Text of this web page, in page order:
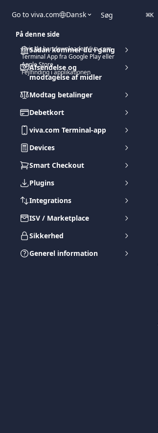
Go to viva.com Dansk Søg ⌘K
Sådan kommer du i gang
Afsendelse og
modtagelse af midler
Modtag betalinger
Debetkort
viva.com Terminal-app
Devices
Smart Checkout
Plugins
Integrations
ISV / Marketplace
Sikkerhed
Generel information
På denne side
Hvis du har downloadet Viva.com
Terminal App fra Google Play eller
Apple Store
Fejlfinding i applikationen